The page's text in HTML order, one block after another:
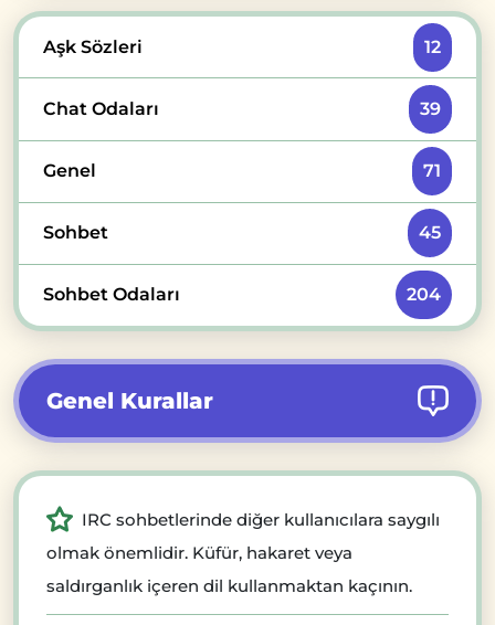
Aşk Sözleri 12
Chat Odaları 39
Genel 71
Sohbet 45
Sohbet Odaları 204
Genel Kurallar
IRC sohbetlerinde diğer kullanıcılara saygılı
olmak önemlidir. Küfür, hakaret veya
saldırganlık içeren dil kullanmaktan kaçının.